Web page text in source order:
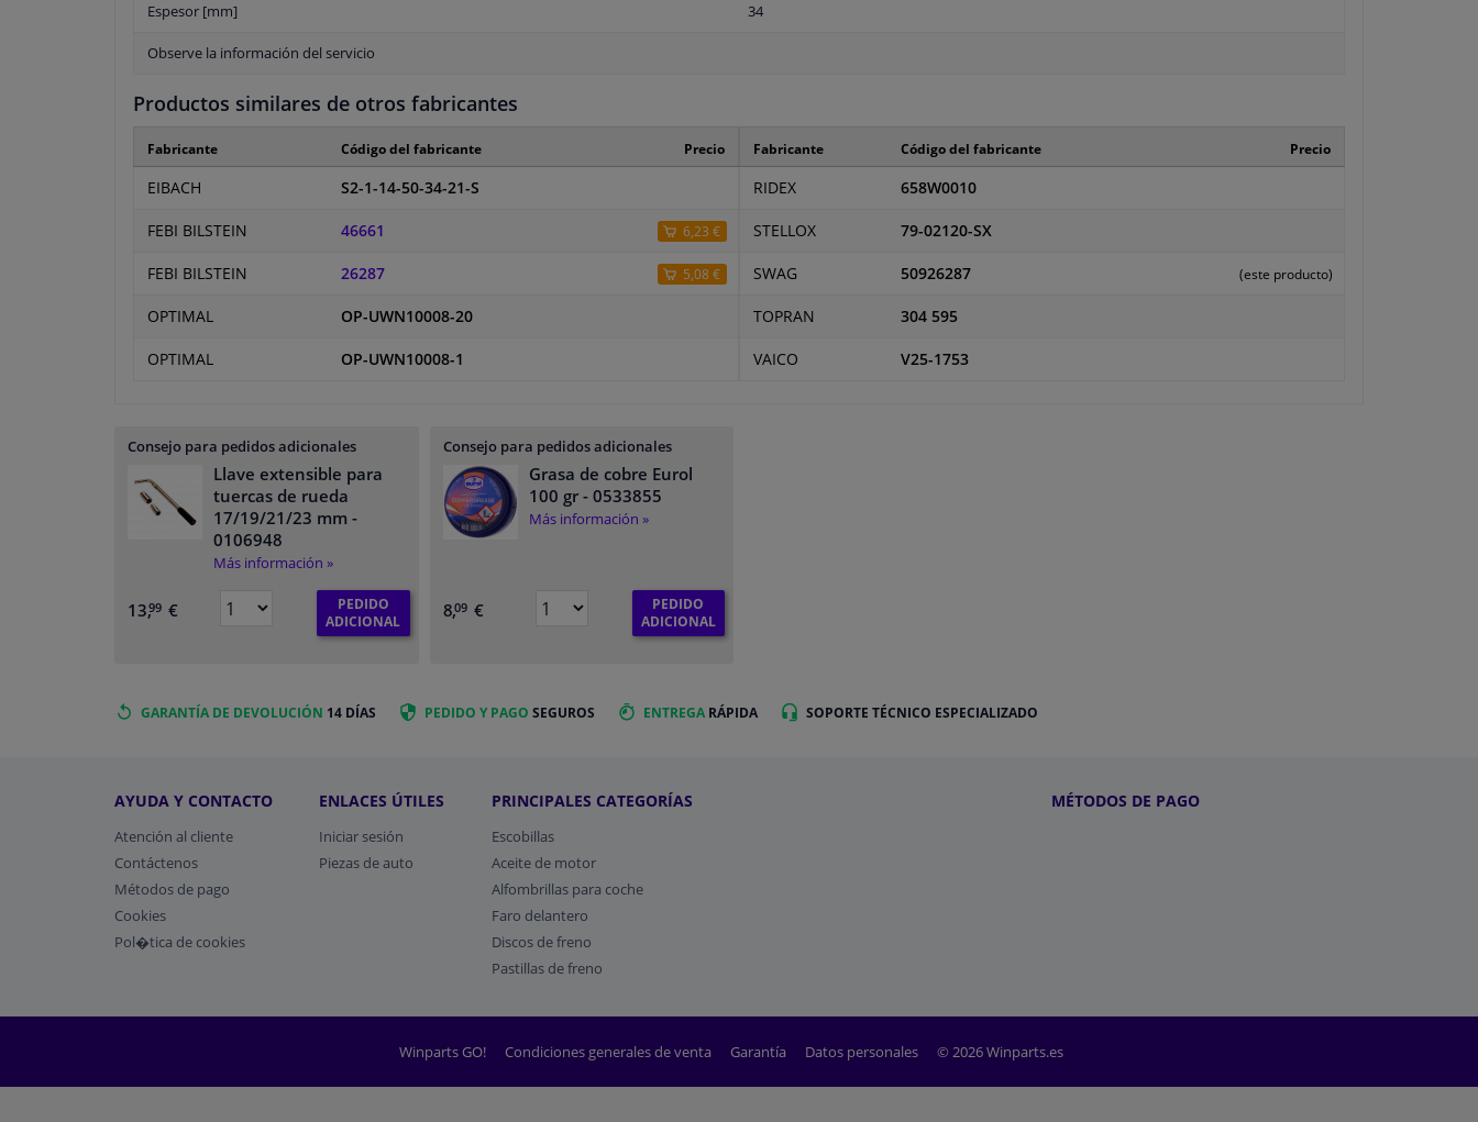
Espesor [mm] 34
Observe la información del servicio
Productos similares de otros fabricantes
Fabricante Código del fabricante Precio
EIBACH S2-1-14-50-34-21-S
FEBI BILSTEIN 46661 6,23 €
FEBI BILSTEIN 26287 5,08 €
OPTIMAL OP-UWN10008-20
OPTIMAL OP-UWN10008-1
Fabricante Código del fabricante Precio
RIDEX 658W0010
STELLOX 79-02120-SX
SWAG 50926287 (este producto)
TOPRAN 304 595
VAICO V25-1753
Consejo para pedidos adicionales
Llave extensible para
tuercas de rueda
17/19/21/23 mm -
0106948
Más información »
13,99 €
PEDIDO
ADICIONAL
Consejo para pedidos adicionales
Grasa de cobre Eurol
100 gr- 0533855
Más información »
8,09 €
PEDIDO
ADICIONAL
GARANTÍA DE DEVOLUCIÓN 14 DÍAS PEDIDO Y PAGO SEGUROS ENTREGA RÁPIDA SOPORTE TÉCNICO ESPECIALIZADO
AYUDA Y CONTACTO
Atención al cliente
Contáctenos
Métodos de pago
​Cookies
Pol�tica de cookies
ENLACES ÚTILES
Iniciar sesión
Piezas de auto
PRINCIPALES CATEGORÍAS
Escobillas
Aceite de motor
Alfombrillas para coche
Faro delantero
Discos de freno
Pastillas de freno
MÉTODOS DE PAGO
Winparts GO! Condiciones generales de venta Garantía Datos personales © 2026 Winparts.es